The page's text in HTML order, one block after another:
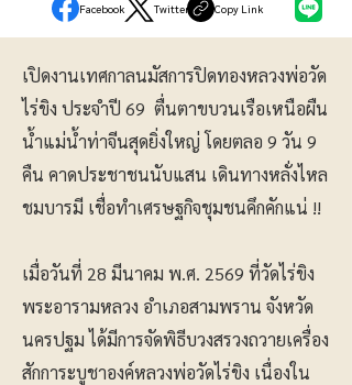
Facebook Twitter Copy Link
เปิดงานเทศกาลนมัสการปิดทองหลวงพ่อวัด
ไร่ขิง ประจำปี 69 ตื่นตาขบวนเรือเหนือผืน
น้ำแม่น้ำท่าจีนสุดยิ่งใหญ่ โดยตลอ 9 วัน 9
คืน คาดประชาชนนับแสน เดินทางหลั่งไหล
ชมบารมี เชื่อทำเศรษฐกิจชุมชนคึกคักแน่ !!
เมื่อวันที่ 28 มีนาคม พ.ศ. 2569 ที่วัดไร่ขิง
พระอารามหลวง อำเภอสามพราน จังหวัด
นครปฐม ได้มีการจัดพิธีบวงสรวงถวายเครื่อง
สักการะบูชาองค์หลวงพ่อวัดไร่ขิง เนื่องใน